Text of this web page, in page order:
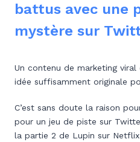
battus avec une
mystère sur
Un contenu de marketing
idée suffisamment originale
C’est sans doute la raison
pour un jeu de piste sur
la partie 2 de Lupin sur